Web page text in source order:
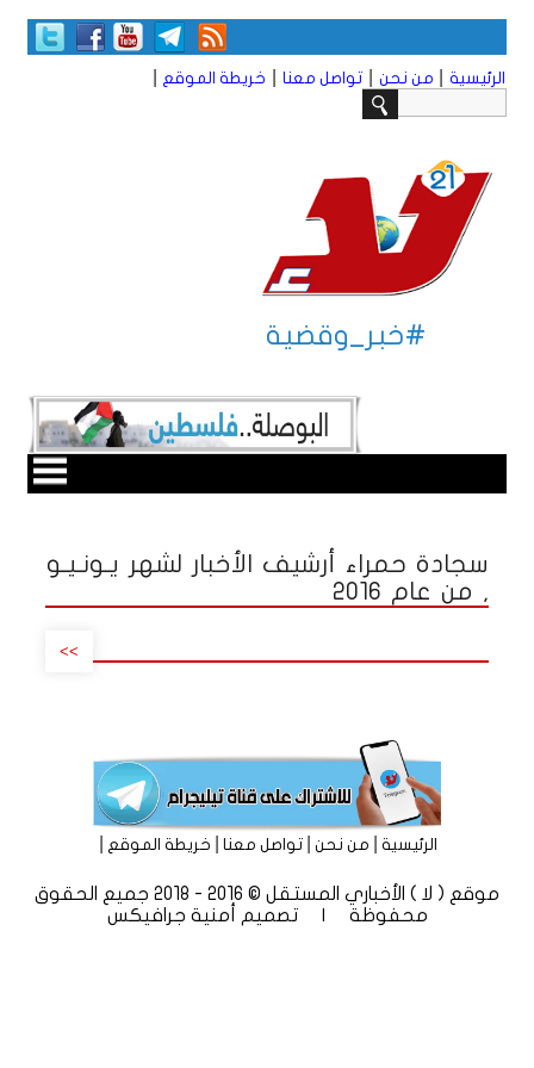
الرئيسية من نحن تواصل معنا خريطة الموقع
#خبر_وقضية
سجادة حمراء أرشيف الأخبار لشهر يـونـيـو
, من عام 2016
>>
الرئيسية|من نحن|تواصل معنا|خريطة الموقع
موقع ( لا ) الأخباري المستقل © 2016 - 2018 جميع الحقوق
محفوظة | تصميم
أمنية جرافيكس